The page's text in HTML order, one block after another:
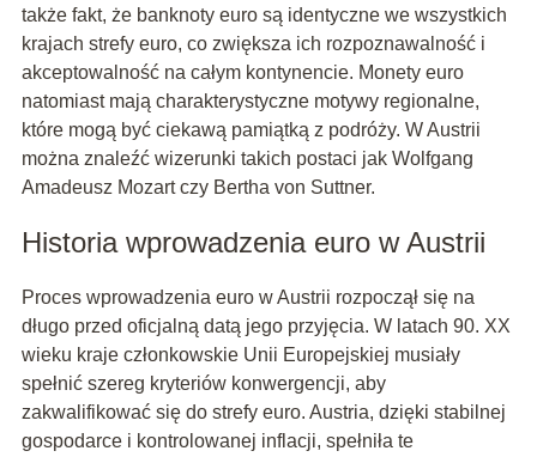
także fakt, że banknoty euro są identyczne we wszystkich
krajach strefy euro, co zwiększa ich rozpoznawalność i
akceptowalność na całym kontynencie. Monety euro
natomiast mają charakterystyczne motywy regionalne,
które mogą być ciekawą pamiątką z podróży. W Austrii
można znaleźć wizerunki takich postaci jak Wolfgang
Amadeusz Mozart czy Bertha von Suttner.
Historia wprowadzenia euro w Austrii
Proces wprowadzenia euro w Austrii rozpoczął się na
długo przed oficjalną datą jego przyjęcia. W latach 90. XX
wieku kraje członkowskie Unii Europejskiej musiały
spełnić szereg kryteriów konwergencji, aby
zakwalifikować się do strefy euro. Austria, dzięki stabilnej
gospodarce i kontrolowanej inflacji, spełniła te